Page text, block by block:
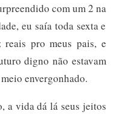
com um 2 na
eu saía toda sexta e
reais pro meus pais, e
digno não estavam
envergonhado.
a vida dá lá seus jeitos